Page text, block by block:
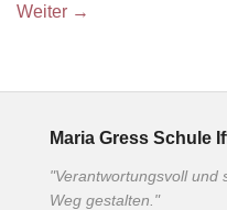
Weiter →
Maria Gress Schule
"Verantwortungsvoll und
Weg gestalten."